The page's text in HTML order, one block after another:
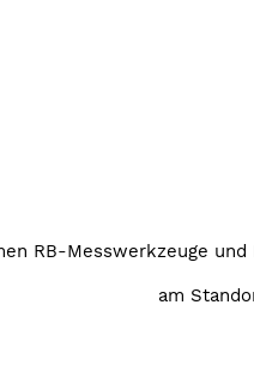
RB-Messwerkzeuge und
am